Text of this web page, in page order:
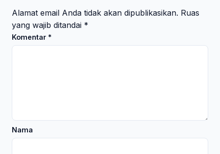
Alamat email Anda tidak akan dipublikasikan. Ruas
yang wajib ditandai *
Komentar *
Nama